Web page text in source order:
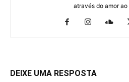
através do amor ao
DEIXE UMA RESPOSTA